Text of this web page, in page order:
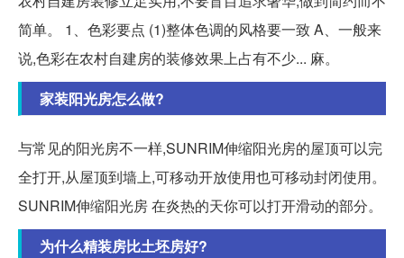
简单。 1、色彩要点 (1)整体色调的风格要一致 A、一般来
说,色彩在农村自建房的装修效果上占有不少... 麻。
家装阳光房怎么做?
与常见的阳光房不一样,SUNRIM伸缩阳光房的屋顶可以完
全打开,从屋顶到墙上,可移动开放使用也可移动封闭使用。
SUNRIM伸缩阳光房 在炎热的天你可以打开滑动的部分。
为什么精装房比土坯房好?